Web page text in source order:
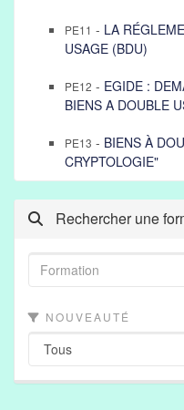
PE11 - LA
USAGE (BDU)
PE12 - EGIDE :
BIENS A DOUBLE
PE13 - BIENS À
CRYPTOLOGIE"
Rechercher une
NOUVEAUTÉ